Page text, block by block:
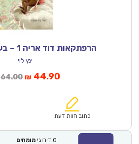
הרפתקאות דוד אריה 1 – בערבות רומניה
ינץ לוי
64.00המחיר
₪64.00.
₪ 44.90המחיר
הוא:
כתוב חוות דעת
0 דירוגי מומחים